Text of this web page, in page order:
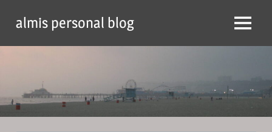
content
almis personal blog Menu